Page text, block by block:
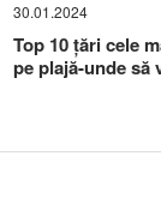
30.01.2024
Top 10 țări cele
pe plajă-unde să